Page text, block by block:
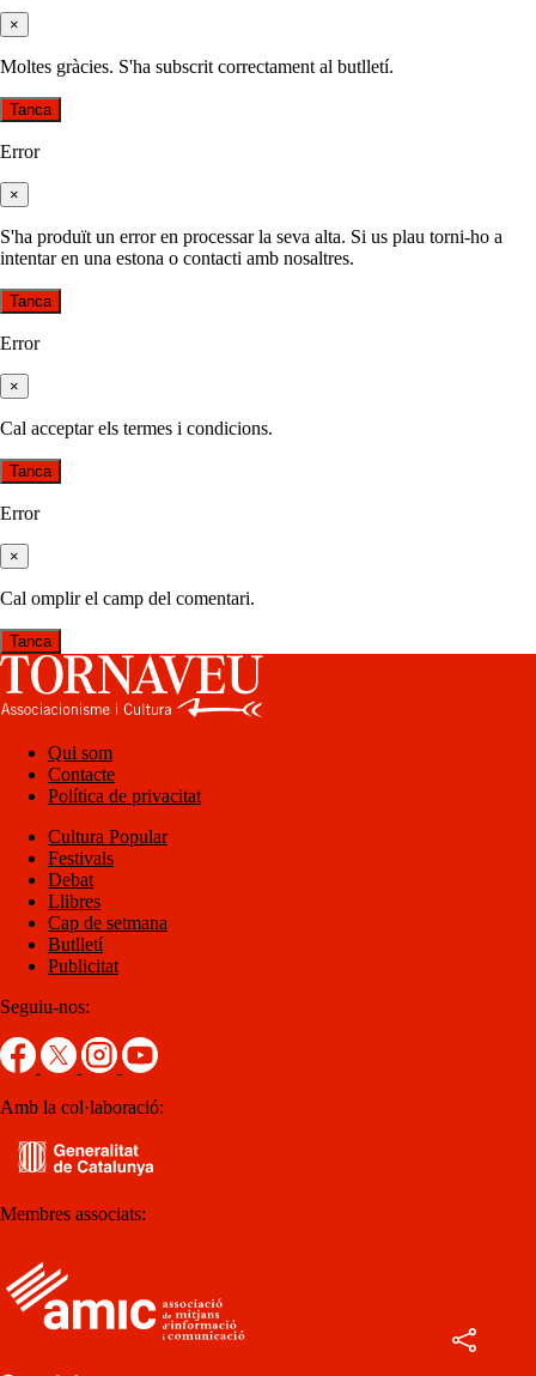
×
Moltes gràcies. S'ha subscrit correctament al butlletí.
Tanca
Error
×
S'ha produït un error en processar la seva alta. Si us plau torni-ho a
intentar en una estona o contacti amb nosaltres.
Tanca
Error
×
Cal acceptar els termes i condicions.
Tanca
Error
×
Cal omplir el camp del comentari.
Tanca
Qui som
Contacte
Política de privacitat
Cultura Popular
Festivals
Debat
Llibres
Cap de setmana
Butlletí
Publicitat
Seguiu-nos:
Amb la col·laboració:
Membres associats: